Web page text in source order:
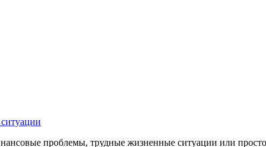
проблемы, трудные жизненные ситуации или